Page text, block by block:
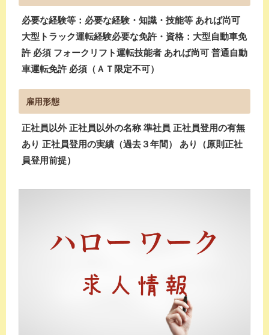
必要な経験等：必要な経験・知識・技能等 あれば尚可
大型トラック運転経験必要な免許・資格：大型自動車免
許 必須 フォークリフト運転技能者 あれば尚可 普通自動
車運転免許 必須（ＡＴ限定不可）
雇用形態
正社員以外 正社員以外の名称 準社員 正社員登用の有無
あり 正社員登用の実績（過去３年間） あり（原則正社
員登用前提）